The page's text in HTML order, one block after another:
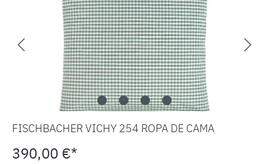
FISCHBACHER VICHY 254 ROPA DE CAMA
390,00 €*